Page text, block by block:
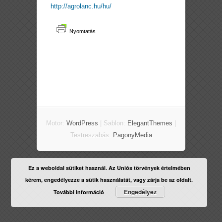
http://agrolanc.hu/hu/
Nyomtatás
Motor: WordPress | Sablon: ElegantThemes
Testreszabás: PagonyMedia
Ez a weboldal sütiket használ. Az Uniós törvények értelmében
kérem, engedélyezze a sütik használatát, vagy zárja be az oldalt.
További információ
Engedélyez